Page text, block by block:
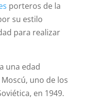
porteros de la
su estilo
para realizar
una edad
uno de los
en 1949.